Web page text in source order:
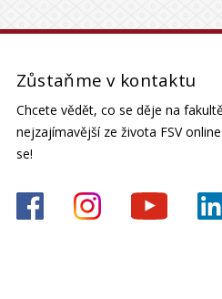
Zůstaňme v kontaktu
Chcete vědět, co se děje na
nejzajímavější ze života FSV
se!